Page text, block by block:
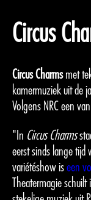
Circus
Circus Charmsmet
kamermuziek uit de
Volgens NRC een
"In Circus Charms
eerst sinds lange tijd
variétéshow iseen
Theatermagie schuilt